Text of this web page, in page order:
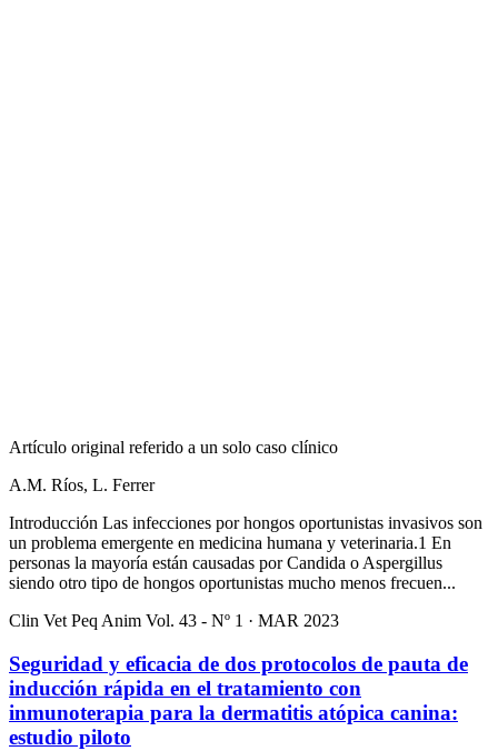
Artículo original referido a un solo caso clínico
A.M. Ríos, L. Ferrer
Introducción Las infecciones por hongos oportunistas invasivos son
un problema emergente en medicina humana y veterinaria.1 En
personas la mayoría están causadas por Candida o Aspergillus
siendo otro tipo de hongos oportunistas mucho menos frecuen...
Clin Vet Peq Anim Vol. 43 - Nº 1 · MAR 2023
Seguridad y eficacia de dos protocolos de pauta de
inducción rápida en el tratamiento con
inmunoterapia para la dermatitis atópica canina:
estudio piloto